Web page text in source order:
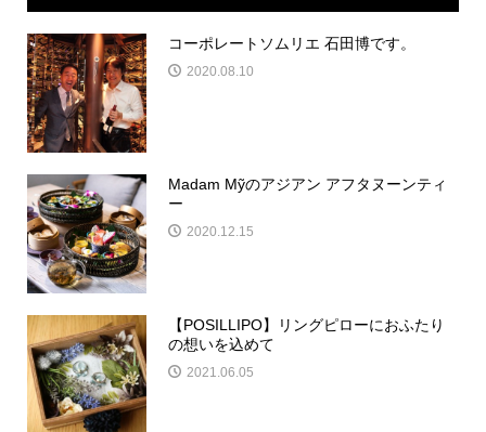
コーポレートソムリエ 石田博です。
2020.08.10
Madam Mỹのアジアン アフタヌーンティ
ー
2020.12.15
【POSILLIPO】リングピローにおふたり
の想いを込めて
2021.06.05